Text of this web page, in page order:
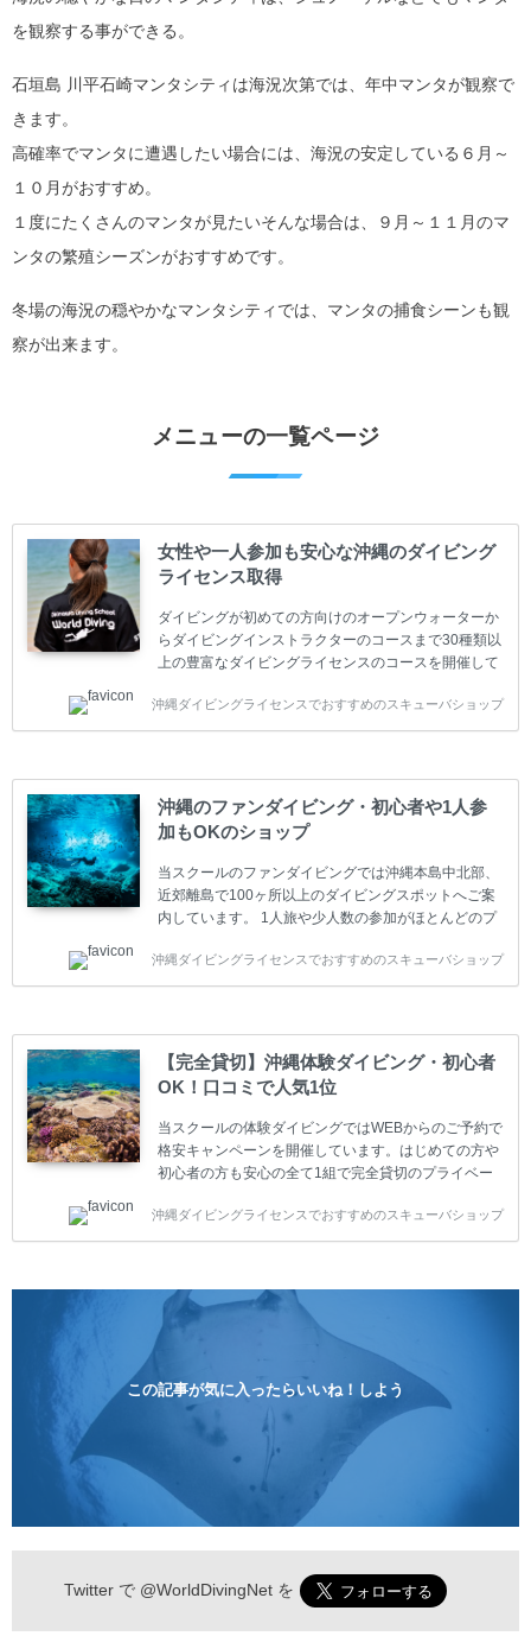
を観察する事ができる。
石垣島 川平石崎マンタシティは海況次第では、年中マンタが観察で
きます。
高確率でマンタに遭遇したい場合には、海況の安定している６月～
１０月がおすすめ。
１度にたくさんのマンタが見たいそんな場合は、９月～１１月のマ
ンタの繁殖シーズンがおすすめです。
冬場の海況の穏やかなマンタシティでは、マンタの捕食シーンも観
察が出来ます。
メニューの一覧ページ
女性や一人参加も安心な沖縄のダイビング
ライセンス取得
ダイビングが初めての方向けのオープンウォーターか
らダイビングインストラクターのコースまで30種類以
上の豊富なダイビングライセンスのコースを開催して
(TEC)のコースもご用意しています。 当スクールを受
講するお客様は一人参加などの少人数のご参加が最も
スクールです。各種ダイビングライセンス取得コース
は年間を通じてキャンペーンを行っています。 ベーシ
ックダイバー(Cカード) 1日間+eラーニング 最安値キ
ャンペーン ￥22800(税込) ￥16800(税込) 器材 / 送
迎 / 保険 / 全て込み ダイビング...
沖縄ダイビングライセンスでおすすめのスキューバショップ
沖縄のファンダイビング・初心者や1人参
加もOKのショップ
当スクールのファンダイビングでは沖縄本島中北部、
近郊離島で100ヶ所以上のダイビングスポットへご案
内しています。 1人旅や少人数の参加がほとんどのプ
の方も安心して楽しめるようにリフレッシュダイビン
グコースもご用意しています。お1人様も初心者の方
イセンスを取得したお客様、ファンダイビングのリピ
ーター様はファンダイビングの全てのコース費が
10%OFF、フル器材レンタルが50%OFFになります。
沖縄本島周辺ビーチ・ファンダイビング ￥13800(税
込)【 2ビーチ 】 ウエイト / タンク / 送迎...
沖縄ダイビングライセンスでおすすめのスキューバショップ
【完全貸切】沖縄体験ダイビング・初心者
OK！口コミで人気1位
当スクールの体験ダイビングではWEBからのご予約で
格安キャンペーンを開催しています。はじめての方や
初心者の方も安心の全て1組で完全貸切のプライベー
1人様から気軽にご参加ください。 全てのコースで高
画質の記念撮影&水中撮影付きです。初心者の方やダ
す。 沖縄本島周辺ビーチ・体験ダイビング 格安キャ
ンペーン！！￥16800 ￥11800(税込) 器材 / 送迎 / 保
険 / 全て込み ダイビングがはじめての方や初心者でも
気軽に体験できる半日のコース。沖縄本島のビーチか
らのんびりダイビングを楽しめます...
沖縄ダイビングライセンスでおすすめのスキューバショップ
この記事が気に入ったらいいね！しよう
Twitter で @WorldDivingNetを